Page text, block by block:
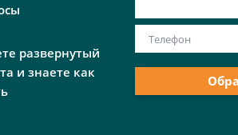
развернутый
и знаете как